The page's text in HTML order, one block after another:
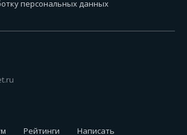
персональных данных
Рейтинги Написать